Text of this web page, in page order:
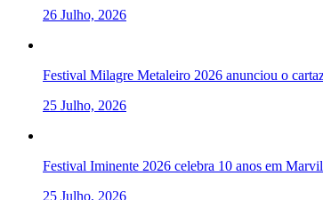
26 Julho, 2026
Festival Milagre Metaleiro 2026 anunciou o
25 Julho, 2026
Festival Iminente 2026 celebra 10 anos em
25 Julho, 2026